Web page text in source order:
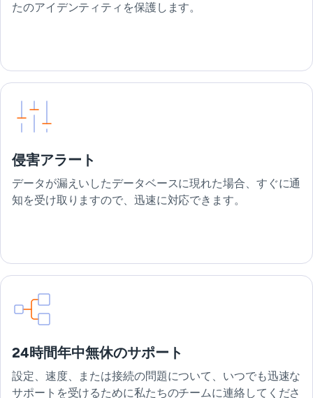
たのアイデンティティを保護します。
侵害アラート
データが漏えいしたデータベースに現れた場合、すぐに通
知を受け取りますので、迅速に対応できます。
24時間年中無休のサポート
設定、速度、または接続の問題について、いつでも迅速な
サポートを受けるために私たちのチームに連絡してくださ